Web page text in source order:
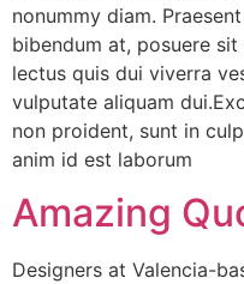
nonummy diam.
bibendum at, posuere
lectus quis dui viverra
vulputate aliquam
non proident, sunt in
anim id est laborum
Amazing
Designers at Valencia-